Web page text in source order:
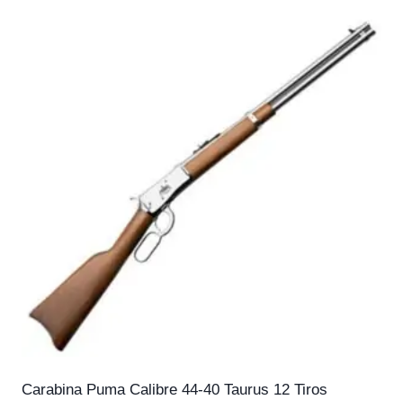
Carabina Puma Calibre 44-40 Taurus 12 Tiros